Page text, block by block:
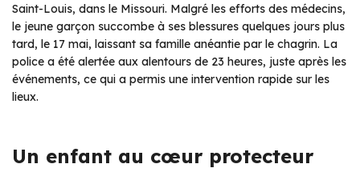
Saint-Louis, dans le Missouri. Malgré les efforts des médecins,
le jeune garçon succombe à ses blessures quelques jours plus
tard, le 17 mai, laissant sa famille anéantie par le chagrin. La
police a été alertée aux alentours de 23 heures, juste après les
événements, ce qui a permis une intervention rapide sur les
lieux.
Un enfant au cœur protecteur